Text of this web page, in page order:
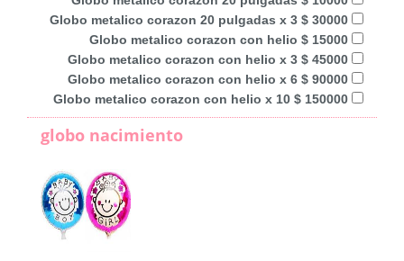
Globo metalico corazon 20 pulgadas x 3 $ 30000
Globo metalico corazon con helio $ 15000
Globo metalico corazon con helio x 3 $ 45000
Globo metalico corazon con helio x 6 $ 90000
Globo metalico corazon con helio x 10 $ 150000
globo nacimiento